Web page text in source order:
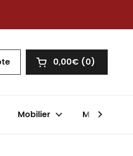
Ouvrir le panier
0,00€ 0
Mobilier Marques